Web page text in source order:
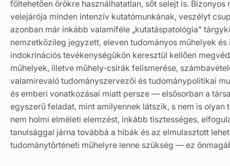
föltehetően örökre használhatatlan, sőt selejt is.
velejárója minden intenzív kutatómunkának, veszélyt
azonban már inkább valamiféle „kutatáspatológia”
nemzetközileg jegyzett, eleven tudományos műhelyek
indokrinációs tevékenységükön keresztül kellően
műhelyek, illetve műhely-csírák felismerése,
valamirevaló tudományszervezői és tudománypolitikai
és emberi vonatkozásai miatt persze — elsősorban a
egyszerű feladat, mint amilyennek látszik, s nem is
nem holmi elméleti elemzést, inkább tisztességes,
tanulsággal járna továbbá a hibák és az elmulasztott
tudománytörténeti műhelyre lenne szükség — ez